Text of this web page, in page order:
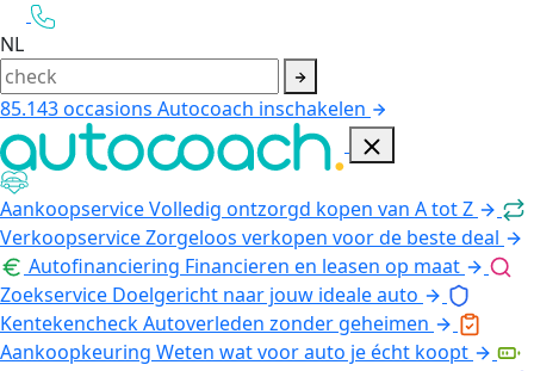
NL
85.143occasions Autocoach inschakelen
AankoopserviceVolledig ontzorgd kopen van A tot Z
VerkoopserviceZorgeloos verkopen voor de beste deal
Autofinanciering Financieren en leasen op maat
Zoekservice Doelgericht naar jouw ideale auto
KentekencheckAutoverleden zonder geheimen
Aankoopkeuring Weten wat voor auto je écht koopt